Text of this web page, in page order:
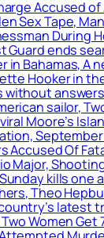
Accused
Sex Tape,
During
Guard ends
in Bahamas, A
Hooker in
without
sailor,
Moore’s
September
Accused Of
Major,
kills one
Theo
latest
Women Get